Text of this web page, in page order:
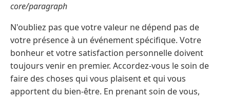
core/paragraph
N'oubliez pas que votre valeur ne dépend pas de
votre présence à un événement spécifique. Votre
bonheur et votre satisfaction personnelle doivent
toujours venir en premier. Accordez-vous le soin de
faire des choses qui vous plaisent et qui vous
apportent du bien-être. En prenant soin de vous,